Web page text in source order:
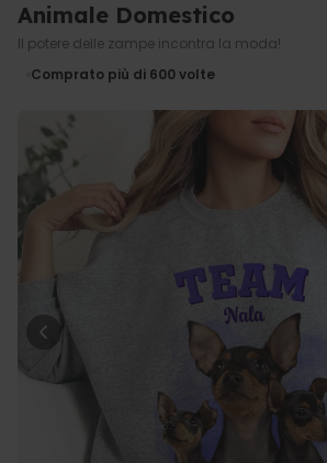
Personalizzabile
Boccale da Birra
Personalizzato con Logo e
Faccia
19,99 €
Personalizzabile
Grembiule Personalizzato
Master Barbecue con Foto
Personalizzabile
Bicchiere da Gin
Personalizzato con Testo
Personalizzabile
Calzini Personalizzati con
Animale Domestico
Animale Domestico
Il potere delle zampe incontra la moda!
Comprato più di 600volte